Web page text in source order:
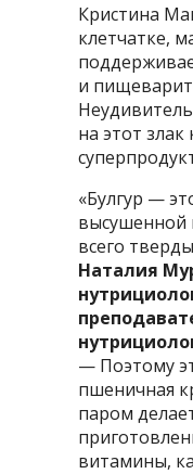
Кристина
клетчатке,
и
на этот
«Булгур —
всего
Наталия
— Поэтому
пшеничная
паром
витамины,